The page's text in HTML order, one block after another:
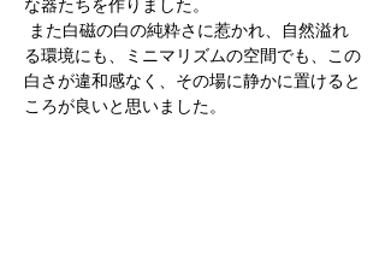
な器たちを作りました。
る環境にも、ミニマリズムの空間でも、この
白さが違和感なく、その場に静かに置けると
ころが良いと思いました。